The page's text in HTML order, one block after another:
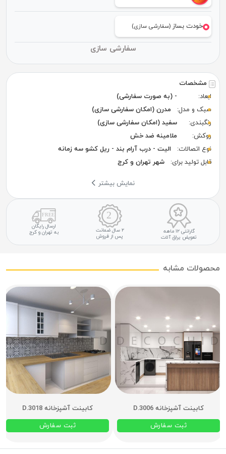
مشخصات
ابعاد:
- (به صورت سفارشی)
سبک و مدل:
مدرن (امکان سفارشی سازی)
رنگبندی:
سفید (امکان سفارشی سازی)
روکش:
ملامینه ضد خش
نوع اتصالات:
الیت - درب آرام بند - ریل کشو سه زمانه
قابل تولید برای:
شهر تهران و کرج
نمایش بیشتر
گارانتی ۱۲ ماهه
تعویض یراق آلات
۲ سال ضمانت
پس از فروش
ارسال رایگان
به تهران و کرج
خودت بساز(سفارشی سازی)
سفارشی سازی
محصولات مشابه
کابینت آشپزخانه D.3006
ثبت سفارش
کابینت آشپزخانه D.3018
ثبت سفارش